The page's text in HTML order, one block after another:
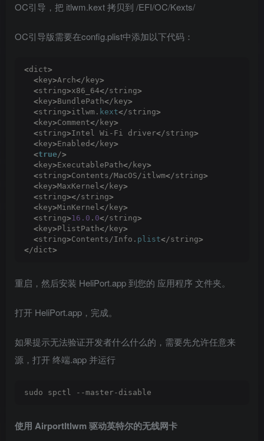
OC引导，把 itlwm.kext 拷贝到 /EFI/OC/Kexts/
OC引导版需要在config.plist中添加以下代码：
<dict>
<key>Arch</key>
<string>x86_64</string>
<key>BundlePath</key>
<string>itlwm. kext</string>
<key>Comment</key>
<string>Intel Wi-Fi driver</string>
<key>Enabled</key>
<true/>
<key>ExecutablePath</key>
<string>Contents/MacOS/itlwm</string>
<key>MaxKernel</key>
<string></string>
<key>MinKernel</key>
<string>16.0 . 0</string>
<key>PlistPath</key>
<string>Contents/Info. plist</string>
</dict>
重启，然后安装 HeliPort.app 到您的 应用程序 文件夹。
打开 HeliPort.app，完成。
如果提示无法验证开发者什么什么的，需要先允许任意来
源，打开 终端.app 并运行
sudo spctl --master-disable
使用 AirportItlwm 驱动英特尔的无线网卡